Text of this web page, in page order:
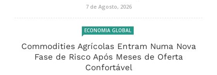
7 de Agosto, 2026
ECONOMIA GLOBAL
Commodities Agrícolas Entram Numa Nova
Fase de Risco Após Meses de Oferta
Confortável